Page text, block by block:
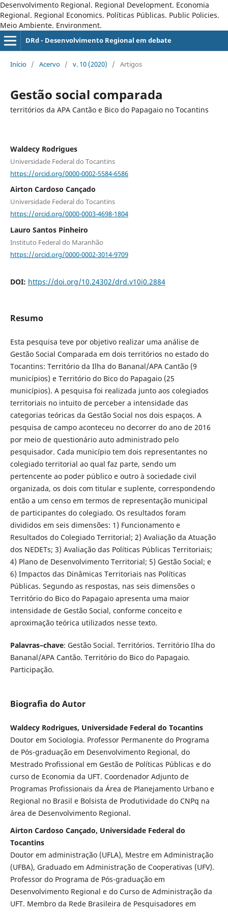
Desenvolvimento Regional. Regional Development. Economia
Regional. Regional Economics. Políticas Públicas. Public Policies.
Meio Ambiente. Environment.
DRd - Desenvolvimento Regional em debate
Início / Acervo / v. 10 (2020) / Artigos
Gestão social comparada
territórios da APA Cantão e Bico do Papagaio no Tocantins
Waldecy Rodrigues
Universidade Federal do Tocantins
https://orcid.org/0000-0002-5584-6586
Airton Cardoso Cançado
Universidade Federal do Tocantins
https://orcid.org/0000-0003-4698-1804
Lauro Santos Pinheiro
Instituto Federal do Maranhão
https://orcid.org/0000-0002-3014-9709
DOI: https://doi.org/10.24302/drd.v10i0.2884
Resumo
Esta pesquisa teve por objetivo realizar uma análise de
Gestão Social Comparada em dois territórios no estado do
Tocantins: Território da Ilha do Bananal/APA Cantão (9
municípios) e Território do Bico do Papagaio (25
municípios). A pesquisa foi realizada junto aos colegiados
territoriais no intuito de perceber a intensidade das
categorias teóricas da Gestão Social nos dois espaços. A
pesquisa de campo aconteceu no decorrer do ano de 2016
por meio de questionário auto administrado pelo
pesquisador. Cada município tem dois representantes no
colegiado territorial ao qual faz parte, sendo um
pertencente ao poder público e outro à sociedade civil
organizada, os dois com titular e suplente, correspondendo
então a um censo em termos de representação municipal
de participantes do colegiado. Os resultados foram
divididos em seis dimensões: 1) Funcionamento e
Resultados do Colegiado Territorial; 2) Avaliação da Atuação
dos NEDETs; 3) Avaliação das Políticas Públicas Territoriais;
4) Plano de Desenvolvimento Territorial; 5) Gestão Social; e
6) Impactos das Dinâmicas Territoriais nas Políticas
Públicas. Segundo as respostas, nas seis dimensões o
Território do Bico do Papagaio apresenta uma maior
intensidade de Gestão Social, conforme conceito e
aproximação teórica utilizados nesse texto.
Palavras–chave: Gestão Social. Territórios. Território Ilha do
Bananal/APA Cantão. Território do Bico do Papagaio.
Participação.
Biografia do Autor
Waldecy Rodrigues, Universidade Federal do Tocantins
Doutor em Sociologia. Professor Permanente do Programa
de Pós-graduação em Desenvolvimento Regional, do
Mestrado Profissional em Gestão de Políticas Públicas e do
curso de Economia da UFT. Coordenador Adjunto de
Programas Profissionais da Área de Planejamento Urbano e
Regional no Brasil e Bolsista de Produtividade do CNPq na
área de Desenvolvimento Regional.
Airton Cardoso Cançado, Universidade Federal do
Tocantins
Doutor em administração (UFLA), Mestre em Administração
(UFBA), Graduado em Administração de Cooperativas (UFV).
Professor do Programa de Pós-graduação em
Desenvolvimento Regional e do Curso de Administração da
UFT. Membro da Rede Brasileira de Pesquisadores em